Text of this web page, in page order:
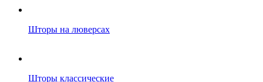
Шторы на люверсах
Шторы классические